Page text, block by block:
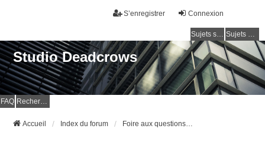
Connexion
S’enregistrer
Sujets sans réponse Sujets actifs
Studio Deadcrows
FAQ Rechercher
Accueil Index du forum Foire aux questions (Questions posées fréquemment)